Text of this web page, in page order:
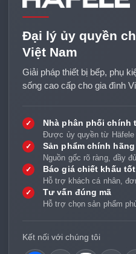
Đại lý ủy quyền
Việt Nam
Giải pháp thiết bị bếp, phụ
sống cao cấp cho gia đình
✓ Nhà phân phối chính
Được ủy quyền từ Häfele
✓ Sản phẩm chính hãng
Nguồn gốc rõ ràng, đầy
✓ Báo giá chiết khấu tốt
Hỗ trợ khách cá nhân,
✓ Tư vấn đúng mã
Hỗ trợ chọn sản phẩm
Kết nối với chúng tôi